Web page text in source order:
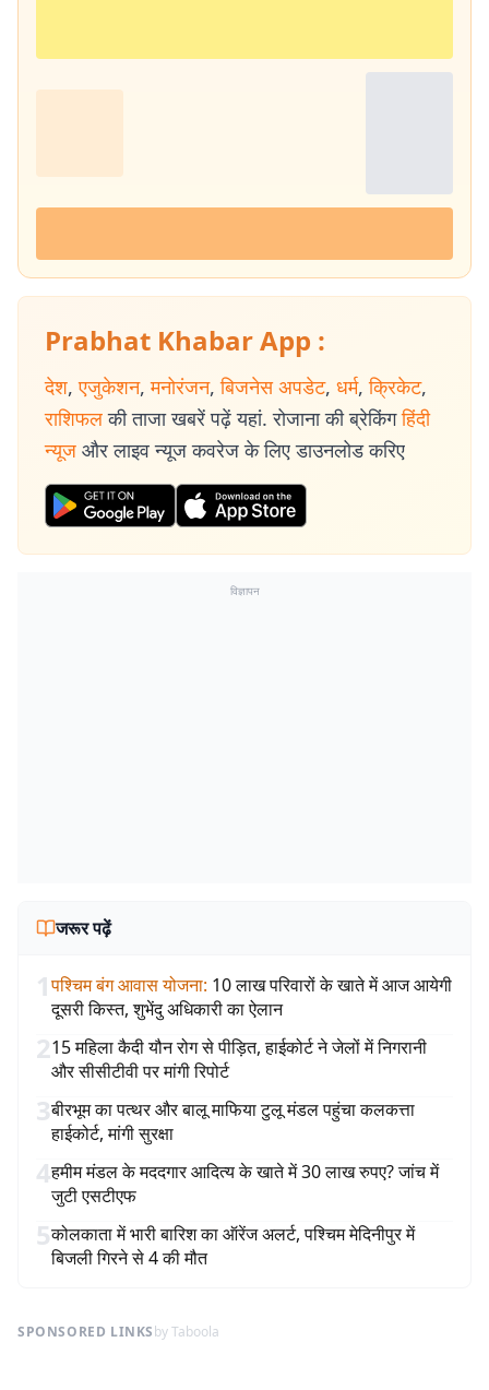
Prabhat Khabar App :
देश, एजुकेशन, मनोरंजन, बिजनेस अपडेट, धर्म, क्रिकेट,
राशिफल की ताजा खबरें पढ़ें यहां. रोजाना की ब्रेकिंग हिंदी
न्यूज और लाइव न्यूज कवरेज के लिए डाउनलोड करिए
विज्ञापन
जरूर पढ़ें
1पश्चिम बंग आवास योजना: 10 लाख परिवारों के खाते में आज आयेगी
दूसरी किस्त, शुभेंदु अधिकारी का ऐलान
215 महिला कैदी यौन रोग से पीड़ित, हाईकोर्ट ने जेलों में निगरानी
और सीसीटीवी पर मांगी रिपोर्ट
3बीरभूम का पत्थर और बालू माफिया टुलू मंडल पहुंचा कलकत्ता
हाईकोर्ट, मांगी सुरक्षा
4हमीम मंडल के मददगार आदित्य के खाते में 30 लाख रुपए? जांच में
जुटी एसटीएफ
5कोलकाता में भारी बारिश का ऑरेंज अलर्ट, पश्चिम मेदिनीपुर में
बिजली गिरने से 4 की मौत
SPONSORED LINKSby Taboola